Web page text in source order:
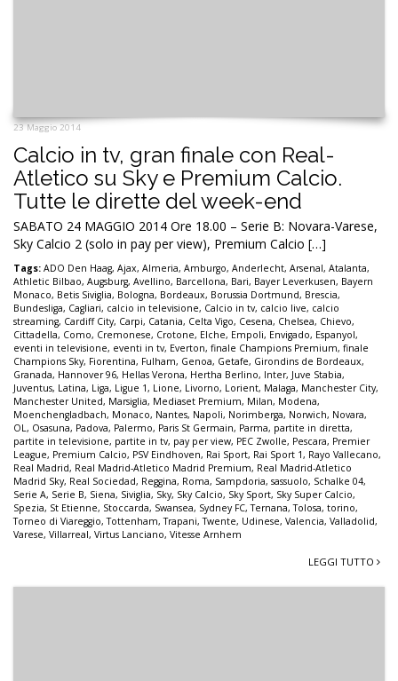
23 Maggio 2014
Calcio in tv, gran finale con Real-
Atletico su Sky e Premium Calcio.
Tutte le dirette del week-end
SABATO 24 MAGGIO 2014 Ore 18.00 – Serie B: Novara-Varese,
Sky Calcio 2 (solo in pay per view), Premium Calcio […]
Tags: ADO Den Haag, Ajax, Almeria, Amburgo, Anderlecht, Arsenal, Atalanta,
Athletic Bilbao, Augsburg, Avellino, Barcellona, Bari, Bayer Leverkusen, Bayern
Monaco, Betis Siviglia, Bologna, Bordeaux, Borussia Dortmund, Brescia,
Bundesliga, Cagliari, calcio in televisione, Calcio in tv, calcio live, calcio
streaming, Cardiff City, Carpi, Catania, Celta Vigo, Cesena, Chelsea, Chievo,
Cittadella, Como, Cremonese, Crotone, Elche, Empoli, Envigado, Espanyol,
eventi in televisione, eventi in tv, Everton, finale Champions Premium, finale
Champions Sky, Fiorentina, Fulham, Genoa, Getafe, Girondins de Bordeaux,
Granada, Hannover 96, Hellas Verona, Hertha Berlino, Inter, Juve Stabia,
Juventus, Latina, Liga, Ligue 1, Lione, Livorno, Lorient, Malaga, Manchester City,
Manchester United, Marsiglia, Mediaset Premium, Milan, Modena,
Moenchengladbach, Monaco, Nantes, Napoli, Norimberga, Norwich, Novara,
OL , Osasuna, Padova, Palermo, Paris St Germain, Parma, partite in diretta,
partite in televisione, partite in tv, pay per view, PEC Zwolle, Pescara, Premier
League, Premium Calcio, PSV Eindhoven, Rai Sport, Rai Sport 1, Rayo Vallecano,
Real Madrid, Real Madrid-Atletico Madrid Premium, Real Madrid-Atletico
Madrid Sky, Real Sociedad, Reggina, Roma, Sampdoria, sassuolo, Schalke 04,
Serie A, Serie B, Siena, Siviglia, Sky, Sky Calcio, Sky Sport, Sky Super Calcio,
Spezia, St Etienne, Stoccarda, Swansea, Sydney FC,Ternana,Tolosa, torino,
Torneo di Viareggio,Tottenham,Trapani,Twente, Udinese, Valencia, Valladolid,
Varese, Villarreal, Virtus Lanciano, Vitesse Arnhem
LEGGI TUTTO